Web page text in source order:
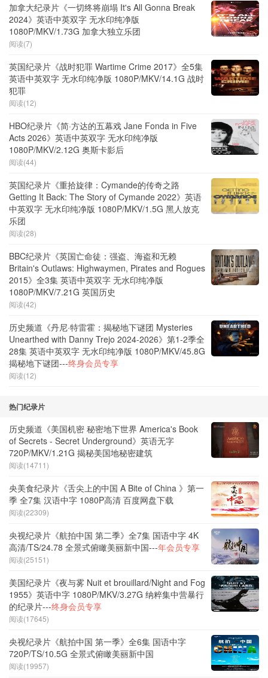
加拿大纪录片《一切终将崩塌 It's All Gonna Break
2024》英语中英双字 无水印纯净版
1080P/MKV/1.73G 加拿大独立乐团
阅读(7)
英国纪录片《战时犯罪 Wartime Crime 2017》全5集
英语中英双字 无水印纯净版 1080P/MKV/14.1G 战时
犯罪
阅读(12)
HBO纪录片《简·方达的五幕戏 Jane Fonda in Five
Acts 2026》英语中英双字 无水印纯净版
1080P/MKV/2.12G 奥斯卡影后
阅读(44)
英国纪录片《重拾旋律：Cymande的传奇之路
Getting It Back: The Story of Cymande 2022》英语
中英双字 无水印纯净版 1080P/MKV/1.5G 黑人放克
乐团
阅读(28)
BBC纪录片《英国亡命徒：强盗、海盗和无赖
Britain's Outlaws: Highwaymen, Pirates and Rogues
2015》全3集 英语中英双字 无水印纯净版
1080P/MKV/7.21G 英国历史
阅读(42)
历史频道《丹尼·特雷霍：揭秘地下谜团 Mysteries
Unearthed with Danny Trejo 2024-2026》第1-2季全
28集 英语中英双字 无水印纯净版 1080P/MKV/45.8G
揭秘地下谜团---终身会员专享
阅读(12)
热门纪录片
历史频道《美国机密 秘密地下世界 America's Book
of Secrets - Secret Underground》英语无字
720P/MKV/1.21G 揭秘美国地秘密建筑
阅读(14711)
央美食纪录片《舌尖上的中国 A Bite of China 》第一
季 全7集 汉语中字 1080P高清 百度网盘下载
阅读(22309)
央视纪录片《航拍中国 第二季》全7集 国语中字 4K
高清/TS/24.78 全景式俯瞰美丽新中国---年会员专享
阅读(25151)
美国纪录片《夜与雾 Nuit et brouillard/Night and Fog
1955》英语中字 1080P/MKV/3.27G 纳粹集中营暴行
的纪录片---终身会员专享
阅读(17645)
央视纪录片《航拍中国 第一季》全6集 国语中字
720P/TS/10.5G 全景式俯瞰美丽新中国
阅读(19957)